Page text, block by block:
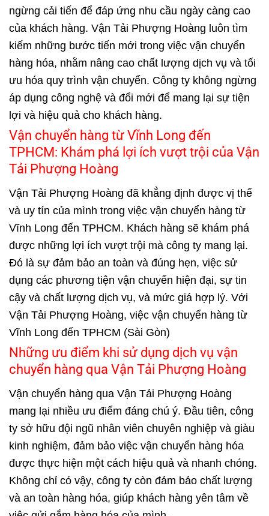
ngừng cải tiến để đáp ứng nhu cầu ngày càng cao
của khách hàng. Vận Tải Phượng Hoàng luôn tìm
kiếm những bước tiến mới trong việc vận chuyển
hàng hóa, nhằm nâng cao chất lượng dịch vụ và tối
ưu hóa quy trình vận chuyển. Công ty không ngừng
áp dụng công nghệ và đổi mới để mang lại sự tiện
lợi và hiệu quả cho khách hàng.
Vận chuyển hàng từ Vĩnh Long đến
TPHCM: Khám phá lợi ích vượt trội của Vận
Tải Phượng Hoàng
Vận Tải Phượng Hoàng đã khẳng định được vị thế
và uy tín của mình trong việc vận chuyển hàng từ
Vĩnh Long đến TPHCM. Khách hàng sẽ khám phá
được những lợi ích vượt trội mà công ty mang lại.
Đó là sự đảm bảo an toàn và đúng hẹn, việc sử
dụng các phương tiện vận chuyển hiện đại, sự tin
cậy và chất lượng dịch vụ, và mức giá hợp lý. Với
Vận Tải Phượng Hoàng, việc vận chuyển hàng từ
Vĩnh Long đến TPHCM (Sài Gòn)
Những ưu điểm khi sử dụng dịch vụ vận
chuyển hàng qua Vận Tải Phượng Hoàng
Vận chuyển hàng qua Vận Tải Phượng Hoàng
mang lại nhiều ưu điểm đáng chú ý. Đầu tiên, công
ty sở hữu đội ngũ nhân viên chuyên nghiệp và giàu
kinh nghiệm, đảm bảo việc vận chuyển hàng hóa
được thực hiện một cách hiệu quả và nhanh chóng.
Không chỉ có vậy, công ty còn đảm bảo chất lượng
và an toàn hàng hóa, giúp khách hàng yên tâm về